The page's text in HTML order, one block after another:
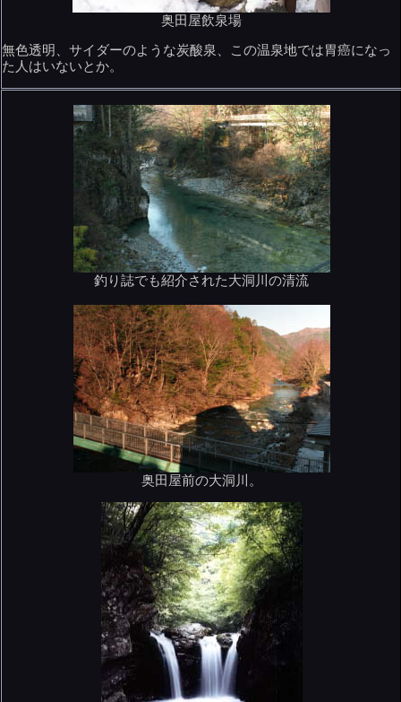
奥田屋飲泉場
無色透明、サイダーのような炭酸泉、この温泉地では胃癌になっ
た人はいないとか。
釣り誌でも紹介された大洞川の清流
奥田屋前の大洞川。